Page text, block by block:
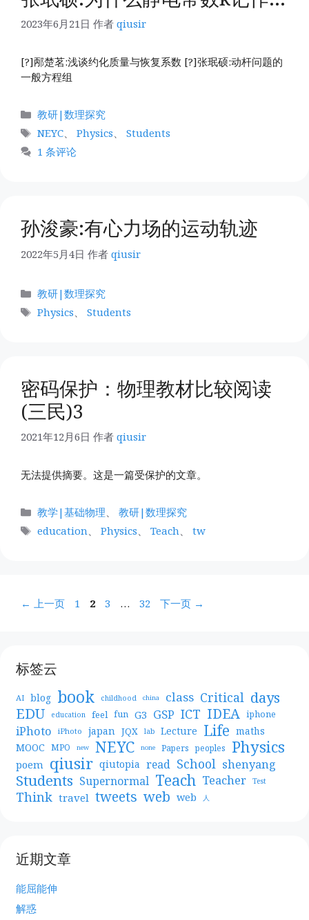
2023年6月21日 作者 qiusir
[?]邴楚茗:浅谈约化质量与恢复系数 [?]张珉硕:动杆问题的
一般方程组
分
类
教研|数理探究
标
签
NEYC、 Physics、 Students
1 条评论
孙浚豪:有心力场的运动轨迹
2022年5月4日 作者 qiusir
分
类
教研|数理探究
标
Physics Students
密码保护：物理教材比较阅读
(三民)3
2021年12月6日 作者 qiusir
无法提供摘要。这是一篇受保护的文章。
分
类
教学|基础物理、 教研|数理探究
标
education、 Physics、 Teach、 tw
← 上一页
页
1
页
2
页
3 …
页
32 下一页 →
标签云
AI blog book childhood china class Critical days
EDU education feel fun G3 GSP ICT IDEA iphone
iPhoto iPhoto japan JQX lab Lecture Life maths
MOOC MPO new NEYC none Papers peoples Physics
poem qiusir qiutopia read School shenyang
Students Supernormal Teach Teacher Test
Think travel tweets web web 人
近期文章
能屈能伸
解惑